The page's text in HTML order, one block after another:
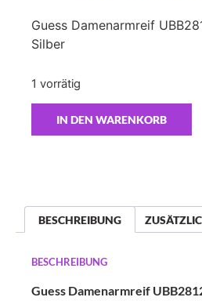
Guess Damenarmreif
Silber
1 vorrätig
IN DEN WARENKORB
BESCHREIBUNG
BESCHREIBUNG
Guess Damenarmreif